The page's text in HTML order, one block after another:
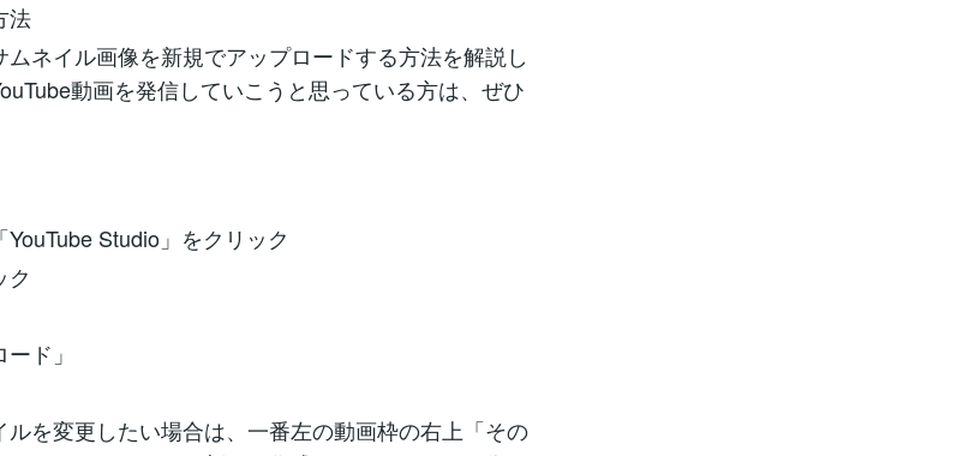
法
ネイル画像を新規でアップロードする方法を解説し
動画を発信していこうと思っている方は、ぜひ
Studio」をクリック
ク
ド」
を変更したい場合は、一番左の動画枠の右上「その